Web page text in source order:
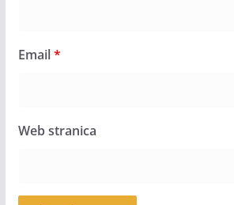
Email*
Web stranica